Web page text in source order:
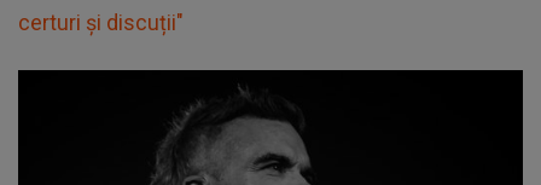
certuri și discuții"